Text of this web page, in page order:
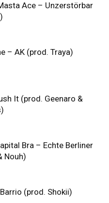
Ace – Unzerstörbar
– AK (prod. Traya)
It (prod. Geenaro &
Bra – Echte Berliner
Nouh)
(prod. Shokii)